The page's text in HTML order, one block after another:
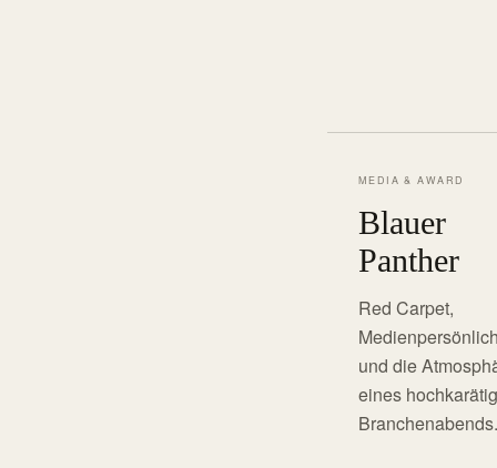
MEDIA & AWARD
Blauer
Panther
Red Carpet,
und die
eines
Branchenabends.